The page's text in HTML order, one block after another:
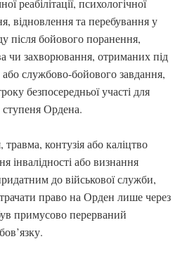
реабілітації, психологічної
відновлення та перебування у
після бойового поранення,
чи захворювання, отриманих під
службово-бойового завдання,
безпосередньої участі для
Ордена.
контузія або каліцтво
інвалідності або визнання
до військової служби,
право на Орден лише через
примусово перерваний